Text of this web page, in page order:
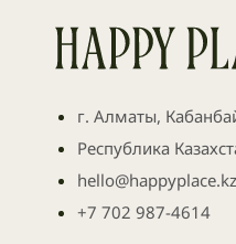
г. Алматы,
Республика
hello@happyplace.kz
+7 702 987-4614